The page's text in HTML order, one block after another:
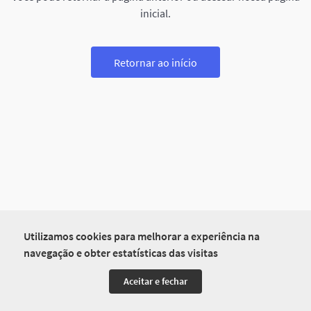
Utilizamos cookies para melhorar a experiência na
navegação e obter estatísticas das visitas
Aceitar e fechar
inicial.
Retornar ao início